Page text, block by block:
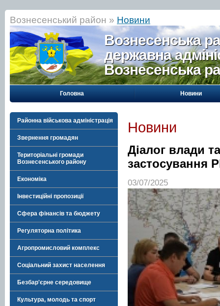
Вознесенський район » Новини
Вознесенська
державна
Вознесенська
Головна Новини
Районна військова адміністрація
Звернення громадян
Територіальні громади
Вознесенського району
Економіка
Інвестиційні пропозиції
Сфера фінансів та бюджету
Регуляторна політика
Агропромисловий комплекс
Соціальний захист населення
Безбар'єрне середовище
Культура, молодь та спорт
Новини
Діалог влади
застосування
03/07/2025